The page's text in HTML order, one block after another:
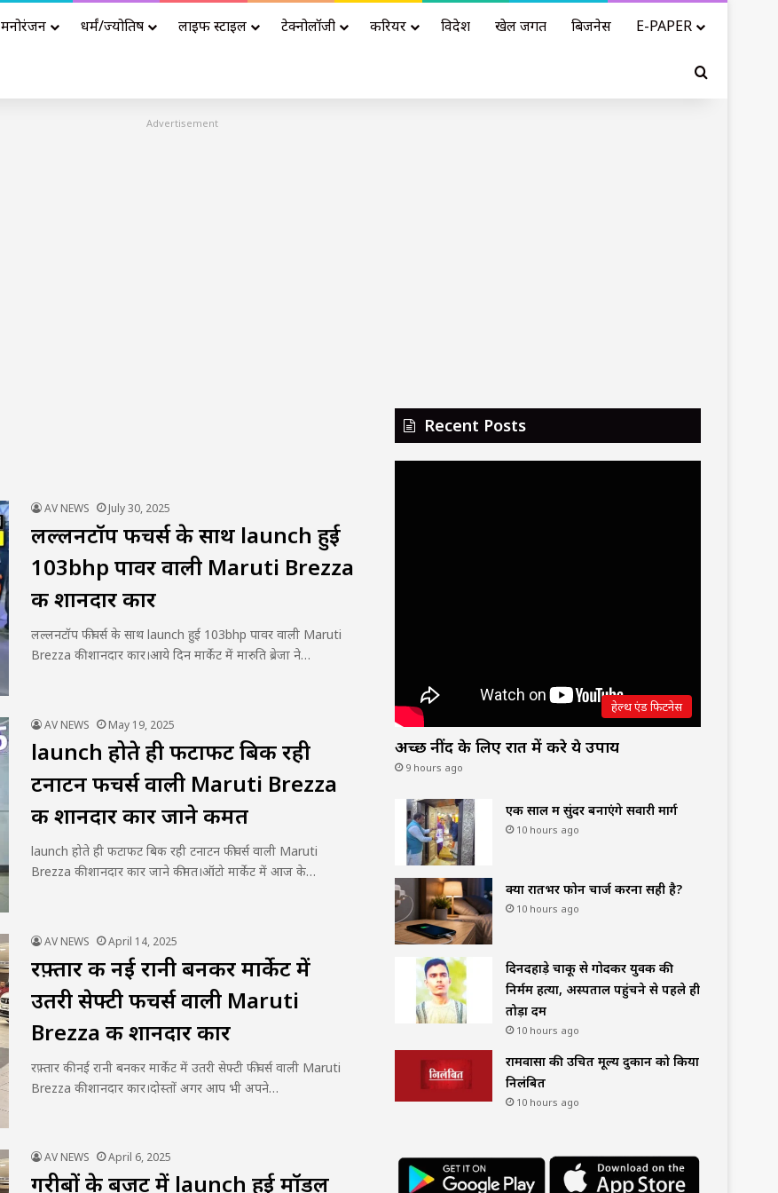
मनोरंजन धर्मं/ज्योतिष लाइफ स्टाइल टेक्नोलॉजी करियर विदेश खेल जगत बिजनेस E-PAPER
Search for
Advertisement
AV NEWS July 30, 2025
लल्लनटॉप फीचर्स के साथ launch हुई
103bhp पावर वाली Maruti Brezza
की शानदार कार
लल्लनटॉप फीचर्स के साथ launch हुई 103bhp पावर वाली Maruti
Brezza की शानदार कार।आये दिन मार्केट में मारुति ब्रेजा ने…
AV NEWS May 19, 2025
launch होते ही फटाफट बिक रही
टनाटन फीचर्स वाली Maruti Brezza
की शानदार कार जाने कीमत
launch होते ही फटाफट बिक रही टनाटन फीचर्स वाली Maruti
Brezza की शानदार कार जाने कीमत।ऑटो मार्केट में आज के…
AV NEWS April 14, 2025
रफ़्तार की नई रानी बनकर मार्केट में
उतरी सेफ्टी फीचर्स वाली Maruti
Brezza की शानदार कार
रफ़्तार की नई रानी बनकर मार्केट में उतरी सेफ्टी फीचर्स वाली Maruti
Brezza की शानदार कार।दोस्तों अगर आप भी अपने…
AV NEWS April 6, 2025
गरीबों के बजट में launch हुई मॉडल
Recent Posts
हेल्थ एंड फिटनेस
अच्छी नींद के लिए रात में करे ये उपाय
9 hours ago
एक साल में सुंदर बनाएंगे सवारी मार्ग
10 hours ago
क्या रातभर फोन चार्ज करना सही है?
10 hours ago
दिनदहाड़े चाकू से गोदकर युवक की
निर्मम हत्या, अस्पताल पहुंचने से पहले ही
तोड़ा दम
10 hours ago
रामवासा की उचित मूल्य दुकान को किया
निलंबित
10 hours ago